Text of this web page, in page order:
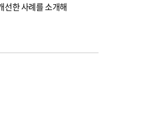
선한 사례를 소개해